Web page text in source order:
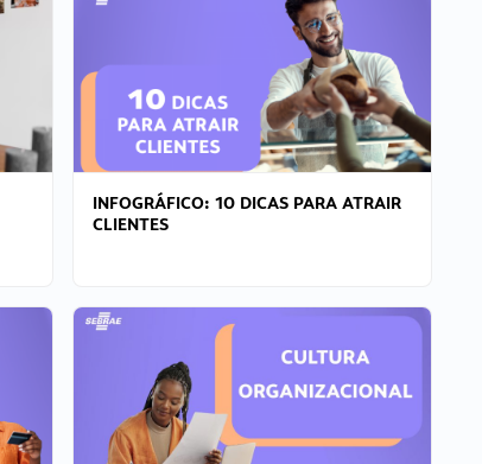
INFOGRÁFICO: 10 DICAS PARA ATRAIR
CLIENTES